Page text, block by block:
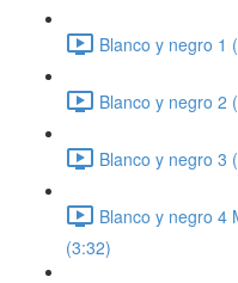
Blanco y negro 1
Blanco y negro 2
Blanco y negro 3
Blanco y negro 4
(3:32)